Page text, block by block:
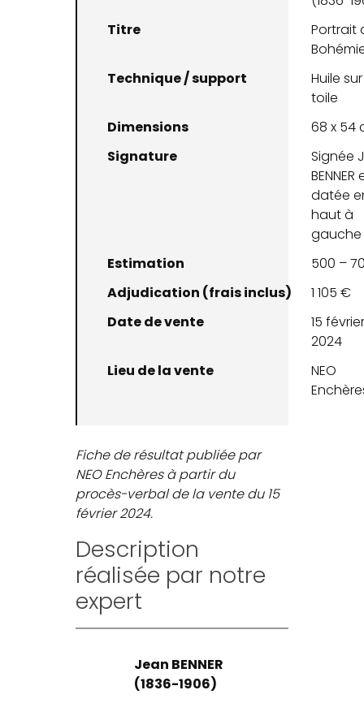
Titre
Portrait
Technique / support
Huile sur
toile
Dimensions
68 x 54
Signature
Signée
BENNER
datée
haut à
gauche
Estimation
500 –
Adjudication (frais inclus)
1 105 €
Date de vente
15
2024
Lieu de la vente
NEO
Fiche de résultat publiée par
NEO Enchères à partir du
procès-verbal de la vente du 15
février 2024.
Description
réalisée par notre
expert
Jean BENNER
(1836-1906)